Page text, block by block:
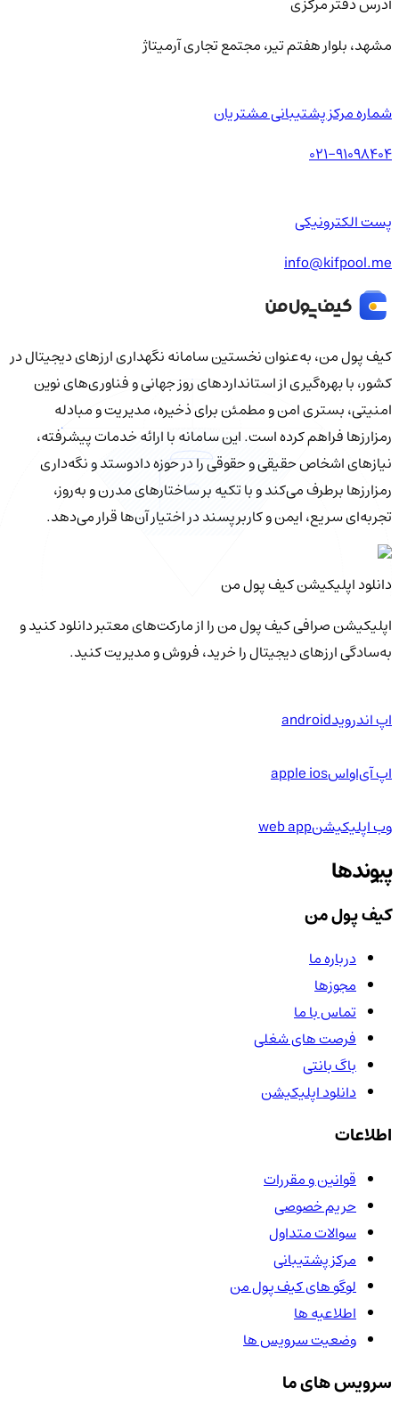
مشهد، بلوار هفتم تیر، مجتمع تجاری آرمیتاژ
شماره مرکز پشتیبانی مشتریان
021-91098404
پست الکترونیکی
info@kifpool.me
کیف‌ پول من، به‌عنوان نخستین سامانه نگهداری ارزهای دیجیتال در
کشور، با بهره‌گیری از استانداردهای روز جهانی و فناوری‌های نوین
امنیتی، بستری امن و مطمئن برای ذخیره، مدیریت و مبادله
رمزارزها فراهم کرده است. این سامانه با ارائه خدمات پیشرفته،
نیازهای اشخاص حقیقی و حقوقی را در حوزه دادوستد و نگه‌داری
رمزارزها برطرف می‌کند و با تکیه بر ساختارهای مدرن و به‌روز،
تجربه‌ای سریع، ایمن و کاربرپسند در اختیار آن‌ها قرار می‌دهد.
دانلود اپلیکیشن کیف‌ پول من
اپلیکیشن صرافی کیف پول من را از مارکت‌های معتبر دانلود کنید و
به‌سادگی ارزهای دیجیتال را خرید، فروش و مدیریت کنید.
اپ اندرویدandroid
اپ آی‌او‌اسapple ios
وب اپلیکیشنweb app
پیوندها
کیف پول من
درباره ما
مجوزها
تماس با ما
فرصت های شغلی
باگ بانتی
دانلود اپلیکیشن
اطلاعات
قوانین و مقررات
حریم خصوصی
سوالات متداول
مرکز پشتیبانی
لوگو های کیف پول من
اطلاعیه ها
وضعیت سرویس ها
سرویس های ما